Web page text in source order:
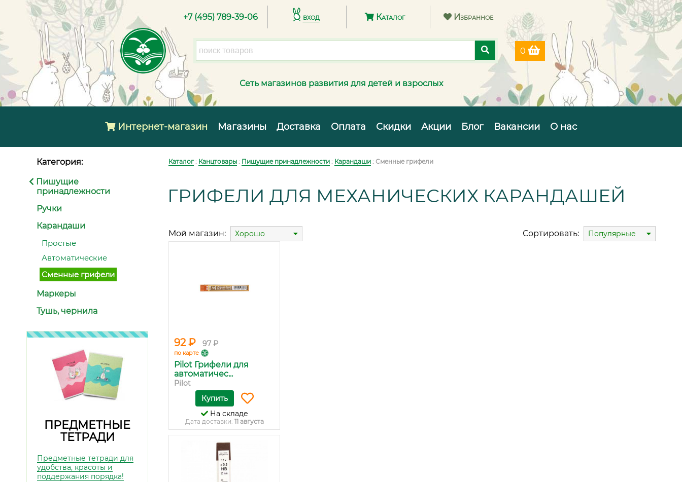
+7 (495) 789-39-06 вход Каталог Избранное
0
Сеть магазинов развития для детей и взрослых
Интернет-магазин Магазины Доставка Оплата Скидки Акции Блог Вакансии О нас
Категория:
Пишущие
принадлежности
Ручки
Карандаши
Простые
Автоматические
Сменные грифели
Маркеры
Тушь, чернила
ПРЕДМЕТНЫЕ
ТЕТРАДИ
Предметные тетради для
удобства, красоты и
поддержания порядка!
Каталог: Канцтовары : Пишущие принадлежности : Карандаши : Сменные грифели
ГРИФЕЛИ ДЛЯ МЕХАНИЧЕСКИХ КАРАНДАШЕЙ
Мой магазин: Хорошо Сортировать: Популярные
92 ₽ 97 ₽
по карте
Pilot Грифели для
автоматичес...
Pilot
Купить
На складе
Дата доставки: 11 августа